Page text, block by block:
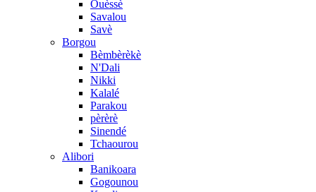
Ouèssè
Savalou
Savè
Borgou
Bèmbèrèkè
N'Dali
Nikki
Kalalé
Parakou
pèrèrè
Sinendé
Tchaourou
Alibori
Banikoara
Gogounou